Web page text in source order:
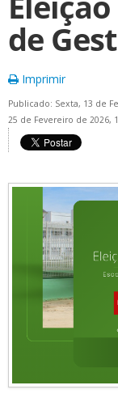
de
Imprimir
Publicado: Sexta, 13 de
25 de Fevereiro de 2026,